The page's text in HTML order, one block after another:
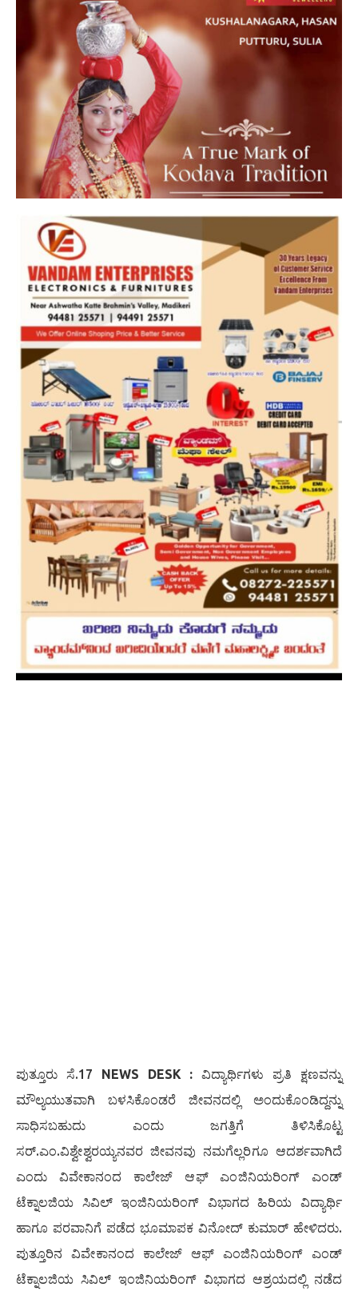
ಪುತ್ತೂರು ಸೆ.17 NEWS DESK : ವಿದ್ಯಾರ್ಥಿಗಳು ಪ್ರತಿ ಕ್ಷಣವನ್ನು
ಮೌಲ್ಯಯುತವಾಗಿ ಬಳಸಿಕೊಂಡರೆ ಜೀವನದಲ್ಲಿ ಅಂದುಕೊಂಡಿದ್ದನ್ನು
ಸಾಧಿಸಬಹುದು ಎಂದು ಜಗತ್ತಿಗೆ ತಿಳಿಸಿಕೊಟ್ಟ
ಸರ್.ಎಂ.ವಿಶ್ವೇಶ್ವರಯ್ಯನವರ ಜೀವನವು ನಮಗೆಲ್ಲರಿಗೂ ಆದರ್ಶವಾಗಿದೆ
ಎಂದು ವಿವೇಕಾನಂದ ಕಾಲೇಜ್ ಆಫ್ ಎಂಜಿನಿಯರಿಂಗ್ ಎಂಡ್
ಟೆಕ್ನಾಲಜಿಯ ಸಿವಿಲ್ ಇಂಜಿನಿಯರಿಂಗ್ ವಿಭಾಗದ ಹಿರಿಯ ವಿದ್ಯಾರ್ಥಿ
ಹಾಗೂ ಪರವಾನಿಗೆ ಪಡೆದ ಭೂಮಾಪಕ ವಿನೋದ್ ಕುಮಾರ್ ಹೇಳಿದರು.
ಪುತ್ತೂರಿನ ವಿವೇಕಾನಂದ ಕಾಲೇಜ್ ಆಫ್ ಎಂಜಿನಿಯರಿಂಗ್ ಎಂಡ್
ಟೆಕ್ನಾಲಜಿಯ ಸಿವಿಲ್ ಇಂಜಿನಿಯರಿಂಗ್ ವಿಭಾಗದ ಆಶ್ರಯದಲ್ಲಿ ನಡೆದ